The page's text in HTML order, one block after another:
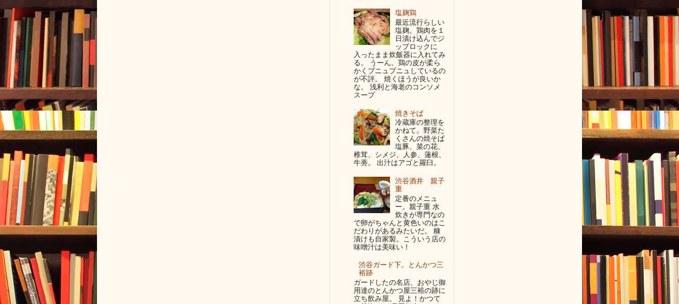
塩麹鶏
最近流行らしい
塩麹。鶏肉を１
日漬け込んでジ
ップロックに
入ったまま炊飯器に入れてみ
る。 うーん。鶏の皮が柔ら
かくプニュプニュしているの
が不評。 焼くほうが良いか
な。 浅利と海老のコンソメ
スープ
焼きそば
冷蔵庫の整理を
かねて。野菜た
くさんの焼そば
塩豚、菜の花、
椎茸、シメジ、人参、蓮根、
牛蒡。 出汁はアゴと羅臼。
渋谷酒井 親子
重
定番のメニュ
ー。親子重 水
炊きが専門なの
で卵がちゃんと黄色いのはこ
だわりがあるみたいだ。 糠
漬けも自家製。こういう店の
味噌汁は美味い！
渋谷ガード下。とんかつ三
裕跡
ガードしたの名店、おやじ御
用達のとんかつ屋三裕の跡に
立ち飲み屋。 見よ！かつて